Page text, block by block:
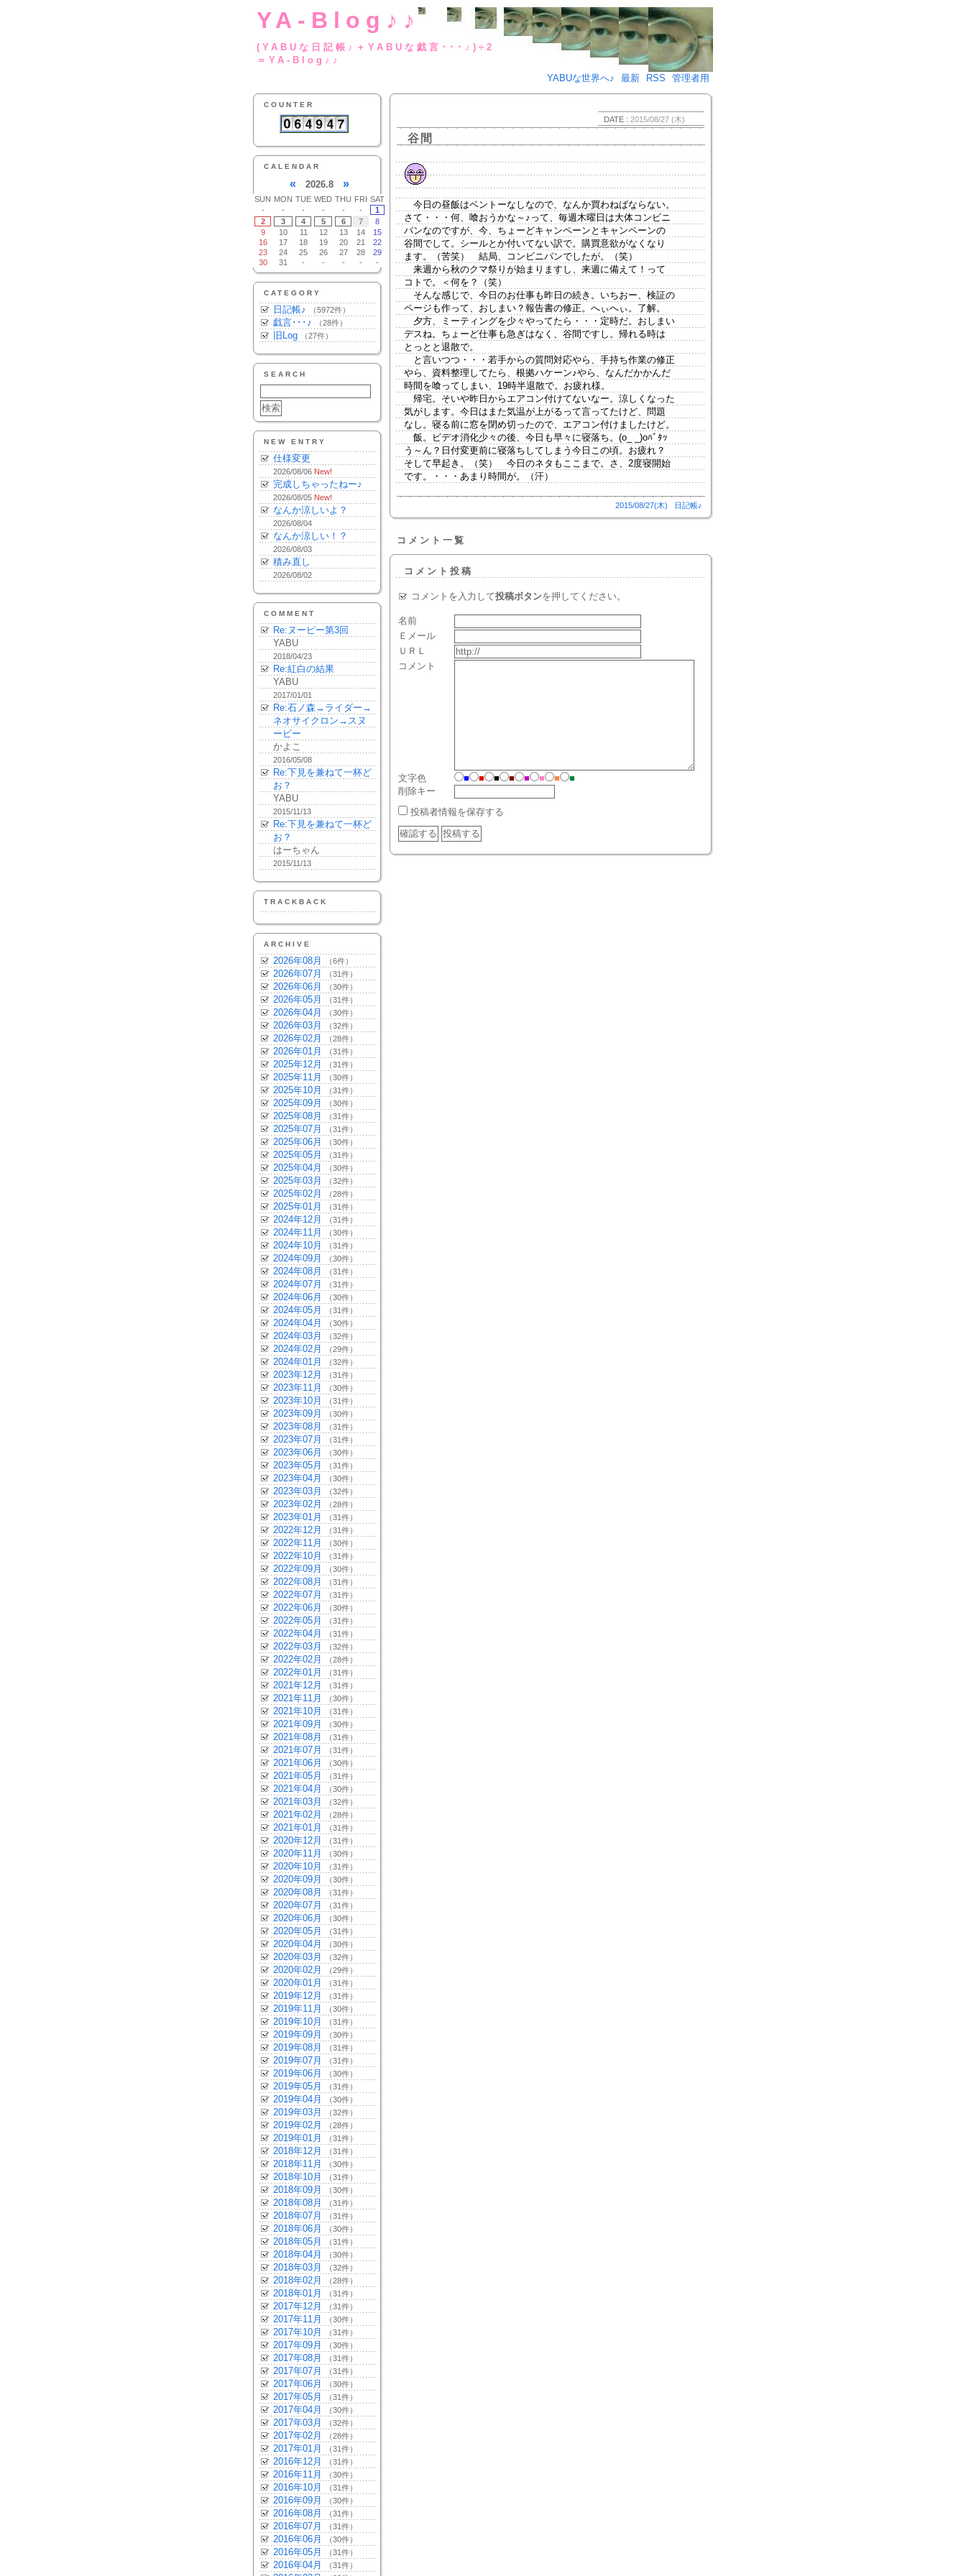
YA-Blog♪♪
(YABUな日記帳♪＋YABUな戯言･･･♪)÷2
＝YA-Blog♪♪
YABUな世界へ♪
最新 RSS 管理者用
COUNTER
CALENDAR
« 2026.8 »
SUN MON TUE WED THU FRI SAT
-
- - - - -
1
2
3 4 5 6 7
8
9
10 11 12 13 14
15
16
17 18 19 20 21
22
23
24 25 26 27 28
29
30
31 - - - - -
CATEGORY
日記帳♪ （5972件）
戯言･･･♪ （28件）
旧Log （27件）
SEARCH
NEW ENTRY
仕様変更
2026/08/06 New!
完成しちゃったねー♪
2026/08/05 New!
なんか涼しいよ？
2026/08/04
なんか涼しい！？
2026/08/03
積み直し
2026/08/02
COMMENT
Re:ヌーピー第3回
YABU
2018/04/23
Re:紅白の結果
YABU
2017/01/01
Re:石ノ森→ライダー→
ネオサイクロン→スヌ
ーピー
かよこ
2016/05/08
Re:下見を兼ねて一杯ど
お？
YABU
2015/11/13
Re:下見を兼ねて一杯ど
お？
はーちゃん
2015/11/13
TRACKBACK
ARCHIVE
2026年08月 （6件）
2026年07月 （31件）
2026年06月 （30件）
2026年05月 （31件）
2026年04月 （30件）
2026年03月 （32件）
2026年02月 （28件）
2026年01月 （31件）
2025年12月 （31件）
2025年11月 （30件）
2025年10月 （31件）
2025年09月 （30件）
2025年08月 （31件）
2025年07月 （31件）
2025年06月 （30件）
2025年05月 （31件）
2025年04月 （30件）
2025年03月 （32件）
2025年02月 （28件）
2025年01月 （31件）
2024年12月 （31件）
2024年11月 （30件）
2024年10月 （31件）
2024年09月 （30件）
2024年08月 （31件）
2024年07月 （31件）
2024年06月 （30件）
2024年05月 （31件）
2024年04月 （30件）
2024年03月 （32件）
2024年02月 （29件）
2024年01月 （32件）
2023年12月 （31件）
2023年11月 （30件）
2023年10月 （31件）
2023年09月 （30件）
2023年08月 （31件）
2023年07月 （31件）
2023年06月 （30件）
2023年05月 （31件）
2023年04月 （30件）
2023年03月 （32件）
2023年02月 （28件）
2023年01月 （31件）
2022年12月 （31件）
2022年11月 （30件）
2022年10月 （31件）
2022年09月 （30件）
2022年08月 （31件）
2022年07月 （31件）
2022年06月 （30件）
2022年05月 （31件）
2022年04月 （31件）
2022年03月 （32件）
2022年02月 （28件）
2022年01月 （31件）
2021年12月 （31件）
2021年11月 （30件）
2021年10月 （31件）
2021年09月 （30件）
2021年08月 （31件）
2021年07月 （31件）
2021年06月 （30件）
2021年05月 （31件）
2021年04月 （30件）
2021年03月 （32件）
2021年02月 （28件）
2021年01月 （31件）
2020年12月 （31件）
2020年11月 （30件）
2020年10月 （31件）
2020年09月 （30件）
2020年08月 （31件）
2020年07月 （31件）
2020年06月 （30件）
2020年05月 （31件）
2020年04月 （30件）
2020年03月 （32件）
2020年02月 （29件）
2020年01月 （31件）
2019年12月 （31件）
2019年11月 （30件）
2019年10月 （31件）
2019年09月 （30件）
2019年08月 （31件）
2019年07月 （31件）
2019年06月 （30件）
2019年05月 （31件）
2019年04月 （30件）
2019年03月 （32件）
2019年02月 （28件）
2019年01月 （31件）
2018年12月 （31件）
2018年11月 （30件）
2018年10月 （31件）
2018年09月 （30件）
2018年08月 （31件）
2018年07月 （31件）
2018年06月 （30件）
2018年05月 （31件）
2018年04月 （30件）
2018年03月 （32件）
2018年02月 （28件）
2018年01月 （31件）
2017年12月 （31件）
2017年11月 （30件）
2017年10月 （31件）
2017年09月 （30件）
2017年08月 （31件）
2017年07月 （31件）
2017年06月 （30件）
2017年05月 （31件）
2017年04月 （30件）
2017年03月 （32件）
2017年02月 （28件）
2017年01月 （31件）
2016年12月 （31件）
2016年11月 （30件）
2016年10月 （31件）
2016年09月 （30件）
2016年08月 （31件）
2016年07月 （31件）
2016年06月 （30件）
2016年05月 （31件）
2016年04月 （31件）
DATE : 2015/08/27 (木)
谷間
今日の昼飯はベントーなしなので、なんか買わねばならない。
さて・・・何、喰おうかな～♪って、毎週木曜日は大体コンビニ
パンなのですが、今、ちょーどキャンペーンとキャンペーンの
谷間でして。シールとか付いてない訳で。購買意欲がなくなり
ます。（苦笑） 結局、コンビニパンでしたが。（笑）
来週から秋のクマ祭りが始まりますし、来週に備えて！って
コトで。＜何を？（笑）
そんな感じで、今日のお仕事も昨日の続き。いちおー、検証の
ページも作って、おしまい？報告書の修正。へぃへぃ。了解。
夕方、ミーティングを少々やってたら・・・定時だ。おしまい
デスね。ちょーど仕事も急ぎはなく、谷間ですし。帰れる時は
とっとと退散で。
と言いつつ・・・若手からの質問対応やら、手持ち作業の修正
やら、資料整理してたら、根拠ハケーン♪やら、なんだかかんだ
時間を喰ってしまい、19時半退散で。お疲れ様。
帰宅。そいや昨日からエアコン付けてないなー。涼しくなった
気がします。今日はまた気温が上がるって言ってたけど、問題
なし。寝る前に窓を閉め切ったので、エアコン付けましたけど。
飯。ビデオ消化少々の後、今日も早々に寝落ち。(o_ _)oﾊﾞﾀｯ
う～ん？日付変更前に寝落ちしてしまう今日この頃。お疲れ？
そして早起き。（笑） 今日のネタもここまで。さ、2度寝開始
です。・・・あまり時間が。（汗）
2015/08/27(木) 日記帳♪
コメント一覧
コメント投稿
コメントを入力して投稿ボタンを押してください。
名前
Ｅメール
ＵＲＬ
コメント
文字色 ■ ■ ■ ■ ■ ■ ■
■
削除キー
投稿者情報を保存する